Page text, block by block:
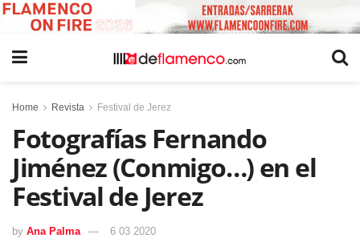
Home Revista Festival de Jerez
Fotografías Fernando
Jiménez (Conmigo…) en el
Festival de Jerez
by Ana Palma 6 03 2020